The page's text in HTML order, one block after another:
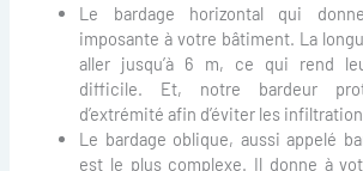
Le bardage horizontal qui
imposante à votre bâtiment. La
aller jusqu’à 6 m, ce qui rend
difficile. Et, notre bardeur
d’extrémité afin d’éviter les
Le bardage oblique, aussi appelé
est le plus complexe. Il donne à